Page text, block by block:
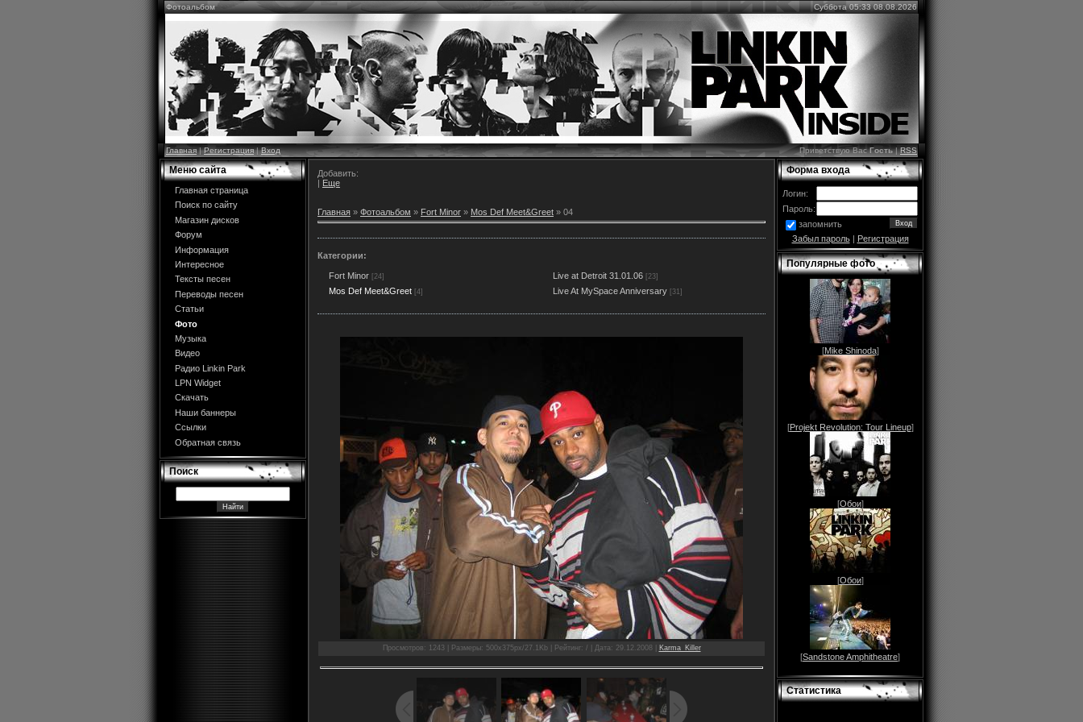
Фотоальбом Суббота 05:33 08.08.2026
Главная|Регистрация|Вход Приветствую ВасГость|RSS
Меню сайта
Главная страница
Поиск по сайту
Магазин дисков
Форум
Информация
Интересное
Тексты песен
Переводы песен
Статьи
Фото
Музыка
Видео
Радио Linkin Park
LPN Widget
Скачать
Наши баннеры
Ссылки
Обратная связь
Поиск
Добавить:
| Еще
Главная » Фотоальбом » Fort Minor » Mos Def Meet&Greet » 04
Категории:
Fort Minor [24] Live at Detroit 31.01.06 [23]
Mos Def Meet&Greet [4] Live At MySpace Anniversary [31]
Просмотров: 1243 | Размеры: 500x375px/27.1Kb | Рейтинг: / | Дата: 29.12.2008 | Karma_Killer
Форма входа
Логин:
Пароль:
запомнить
Забыл пароль| Регистрация
Популярные фото
[Mike Shinoda]
[Projekt Revolution: Tour Lineup]
[Обои]
[Обои]
[Sandstone Amphitheatre]
Статистика